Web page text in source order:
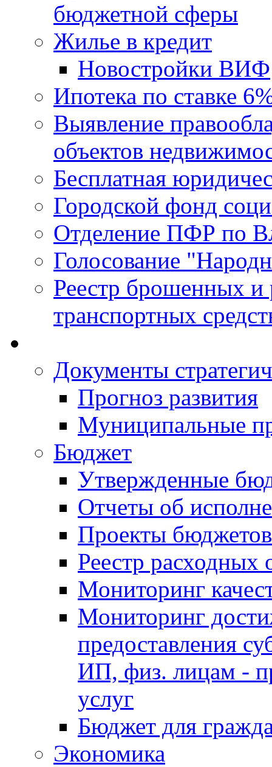
бюджетной сферы
Жилье в кредит
Новостройки ВИФ
Ипотека по ставке
Выявление
объектов
Бесплатная
Городской фонд
Отделение ПФР по
Голосование
Реестр брошенных и
транспортных
Документы
Прогноз развития
Муниципальные
Бюджет
Утвержденные
Отчеты об
Проекты бюджетов
Реестр расходных
Мониторинг
Мониторинг
предоставления
ИП, физ. лицам -
услуг
Бюджет для
Экономика